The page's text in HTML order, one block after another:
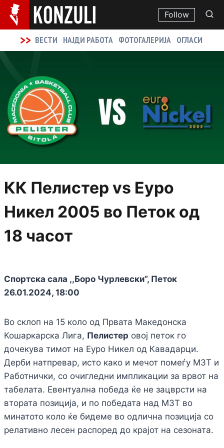
Follow
>> ВЕСТИ НАЈДИ РАБОТА ФОТОГАЛЕРИЈА ОГЛАСИ
КК Пелистер vs Еуро
Никел 2005 во Петок од
18 часот
Спортска сала ,,Боро Чурлевски”, Петок
26.01.2024, 18:00
Во склоп на 15 коло од Првата Македонска
Кошаркарска Лига, Пелистер овој петок го
дочекува тимот на Еуро Никел од Кавадарци.
Дерби натпревар, исто како и мечот помеѓу МЗТ и
Работнички, со очигледни импликации за врвот на
табелата. Евентуална победа ќе не зацврсти на
втората позиција, и по победата над МЗТ во
минатото коло ќе бидеме во одлична позиција со
релативно лесен распоред до крајот на сезоната.